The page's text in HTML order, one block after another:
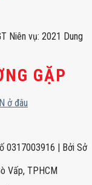
Niên vụ: 2021 Dung
GẶP
ở đâu
0317003916 | Bởi Sở
Vấp, TPHCM